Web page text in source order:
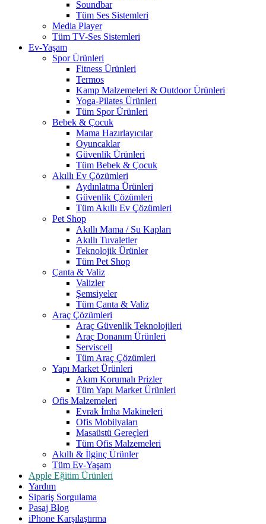
Soundbar
Tüm Ses Sistemleri
Media Player
Tüm TV-Ses Sistemleri
Ev-Yaşam
Spor Ürünleri
Fitness Ürünleri
Termos
Kamp Malzemeleri & Outdoor Ürünleri
Yoga-Pilates Ürünleri
Tüm Spor Ürünleri
Bebek & Çocuk
Mama Hazırlayıcılar
Oyuncaklar
Güvenlik Ürünleri
Tüm Bebek & Çocuk
Akıllı Ev Çözümleri
Aydınlatma Ürünleri
Güvenlik Çözümleri
Tüm Akıllı Ev Çözümleri
Pet Shop
Akıllı Mama / Su Kapları
Akıllı Tuvaletler
Teknolojik Ürünler
Tüm Pet Shop
Çanta & Valiz
Valizler
Şemsiyeler
Tüm Çanta & Valiz
Araç Çözümleri
Araç Güvenlik Teknolojileri
Araç Donanım Ürünleri
Serviscell
Tüm Araç Çözümleri
Yapı Market Ürünleri
Akım Korumalı Prizler
Tüm Yapı Market Ürünleri
Ofis Malzemeleri
Evrak İmha Makineleri
Ofis Mobilyaları
Masaüstü Gereçleri
Tüm Ofis Malzemeleri
Akıllı & İlginç Ürünler
Tüm Ev-Yaşam
Apple Eğitim Ürünleri
Yardım
Sipariş Sorgulama
Pasaj Blog
iPhone Karşılaştırma